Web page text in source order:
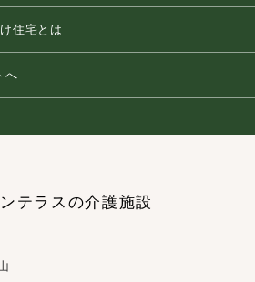
住宅とは
へ
テラスの介護施設